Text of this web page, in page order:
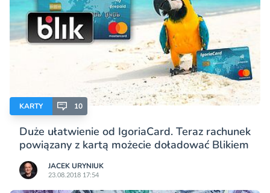
KARTY 10
Duże ułatwienie od IgoriaCard. Teraz rachunek
powiązany z kartą możecie doładować Blikiem
JACEK URYNIUK
23.08.2018 17:54